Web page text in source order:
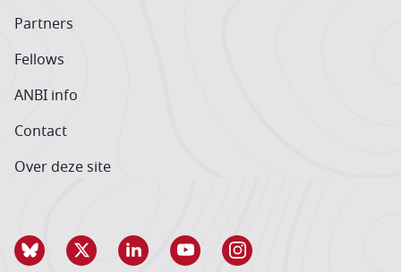
Partners
Fellows
ANBI info
Contact
Over deze site